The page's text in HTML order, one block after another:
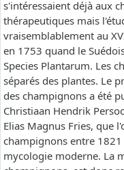
s'intéressaient déjà aux
thérapeutiques mais
vraisemblablement au
en 1753 quand le
Species Plantarum. Les
séparés des plantes. Le
des champignons a été
Christiaan Hendrik
Elias Magnus Fries, que
champignons entre
mycologie moderne. La